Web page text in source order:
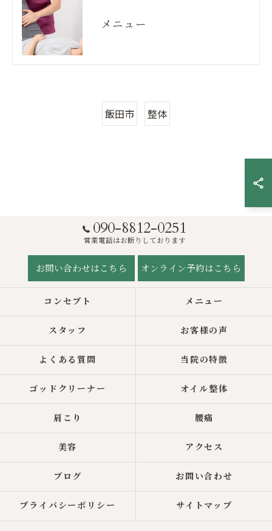
メニュー
飯田市 整体
090-8812-0251
営業電話はお断りしております
お問い合わせはこちら オンライン予約はこちら
コンセプト メニュー
スタッフ お客様の声
よくある質問 当院の特徴
ゴッドクリーナー オイル整体
肩こり 腰痛
美容 アクセス
ブログ お問い合わせ
プライバシーポリシー サイトマップ